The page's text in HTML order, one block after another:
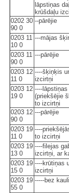
lāpstiņas
krūšdaļu
0202 30
90 0
--pārējie
0203 11
10 0
---mājas
0203 11
90 0
---pārējie
0203 12
11 0
----šķiņķis
izcirtņi
0203 12
19 0
----lāpstiņas
(priekšējie
to izcirtņi
0203 12
90 0
---pārējie
0203 19
11 0
----
to izcirtņi
0203 19
13 0
----filejas
izcirtņi, ar
0203 19
15 0
----krūtiņas
izcirtņi
0203 19
55 0
-----bez